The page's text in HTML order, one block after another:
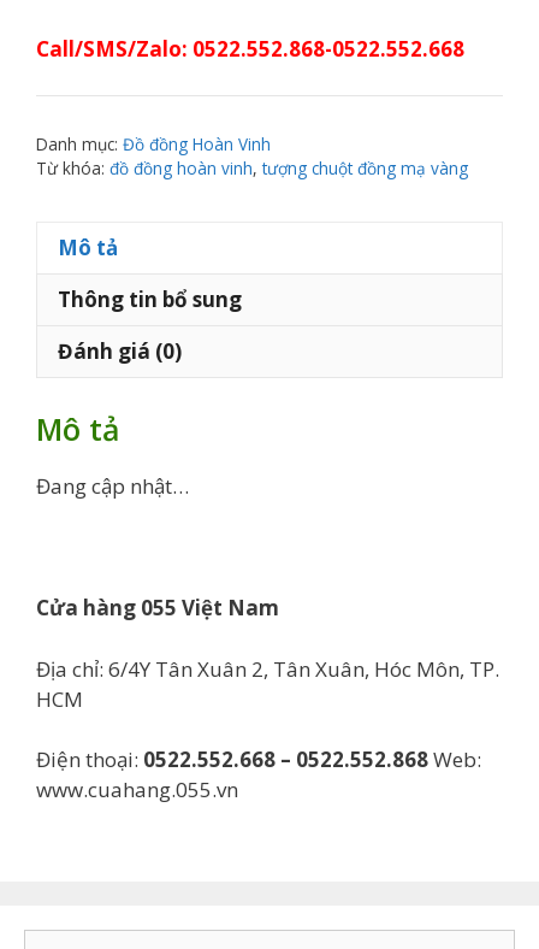
Call/SMS/Zalo: 0522.552.868-0522.552.668
Danh mục: Đồ đồng Hoàn Vinh
Từ khóa: đồ đồng hoàn vinh,tượng chuột đồng mạ vàng
Mô tả
Thông tin bổ sung
Đánh giá (0)
Mô tả
Đang cập nhật…
Cửa hàng 055 Việt Nam
Địa chỉ: 6/4Y Tân Xuân 2, Tân Xuân, Hóc Môn, TP.
HCM
Điện thoại: 0522.552.668 – 0522.552.868Web:
www.cuahang.055.vn